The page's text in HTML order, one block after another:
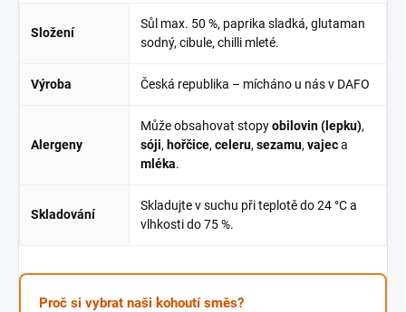
Složení
Sůl max. 50 %, paprika sladká, glutaman
sodný, cibule, chilli mleté.
Výroba Česká republika – mícháno u nás v DAFO
Alergeny
Může obsahovat stopyobilovin (lepku),
sóji, hořčice, celeru, sezamu, vajeca
mléka.
Skladování
Skladujte v suchu při teplotě do 24 °C a
vlhkosti do 75 %.
Proč si vybrat naši kohoutí směs?